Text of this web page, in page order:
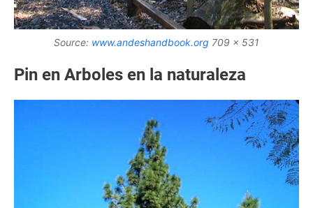
Source: www.andeshandbook.org 709 x 531
Pin en Arboles en la naturaleza